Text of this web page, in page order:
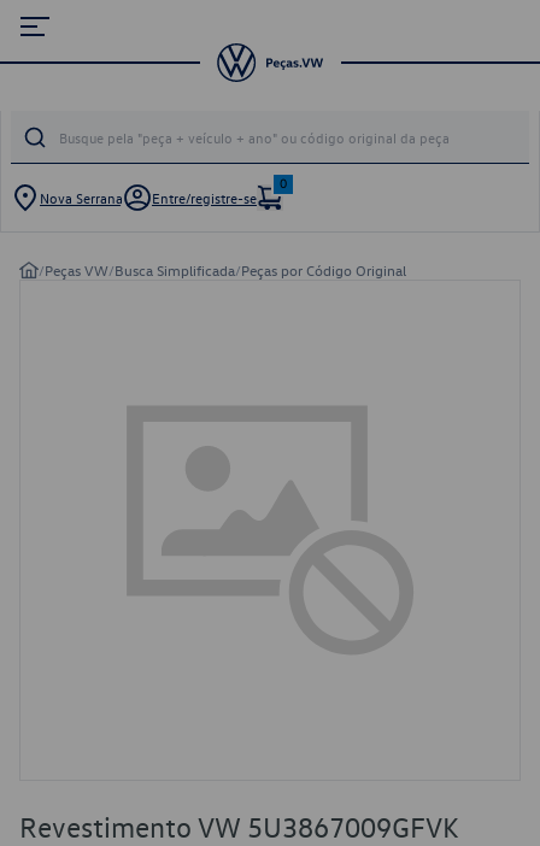
Nova Serrana Entre/registre-se
0
/Peças VW/Busca Simplificada/Peças por Código Original
Revestimento VW 5U3867009GFVK